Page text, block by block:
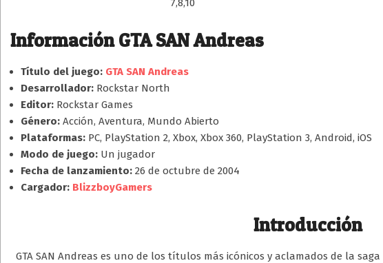
Información GTA SAN Andreas
Título del juego: GTA SAN Andreas
Desarrollador: Rockstar North
Editor: Rockstar Games
Género: Acción, Aventura, Mundo Abierto
Plataformas: PC, PlayStation 2, Xbox, Xbox 360, PlayStation 3, Android, iOS
Modo de juego: Un jugador
Fecha de lanzamiento: 26 de octubre de 2004
Cargador: BlizzboyGamers
Introducción
GTA SAN Andreas es uno de los títulos más icónicos y aclamados de la saga